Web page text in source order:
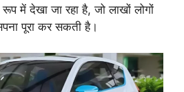
में देखा जा रहा है, जो लाखों लोगों
पूरा कर सकती है।